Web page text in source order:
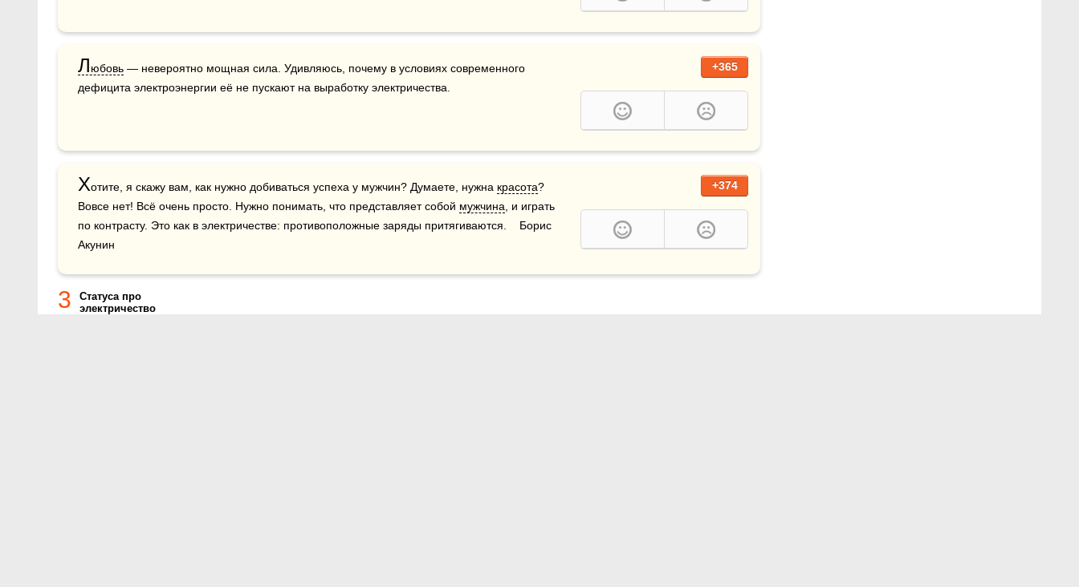
+365
Любовь — невероятно мощная сила. Удивляюсь, почему в условиях современного
дефицита электроэнергии её не пускают на выработку электричества.
+374
Хотите, я скажу вам, как нужно добиваться успеха у мужчин? Думаете, нужна красота?
Вовсе нет! Всё очень просто. Нужно понимать, что представляет собой мужчина , и играть
по контрасту. Это как в электричестве: противоположные заряды притягиваются.    Борис
Акунин
3
Статуса про
электричество